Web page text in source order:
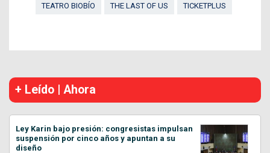
TEATRO BIOBÍO THE LAST OF US TICKETPLUS
+ Leído | Ahora
Ley Karin bajo presión: congresistas impulsan
suspensión por cinco años y apuntan a su
diseño